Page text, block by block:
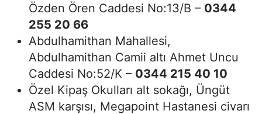
Özden Ören Caddesi No:13/B – 0344
255 20 66
Abdulhamithan Mahallesi,
Abdulhamithan Camii altı Ahmet Uncu
Caddesi No:52/K – 0344 215 40 10
Özel Kipaş Okulları alt sokağı, Üngüt
ASM karşısı, Megapoint Hastanesi civarı